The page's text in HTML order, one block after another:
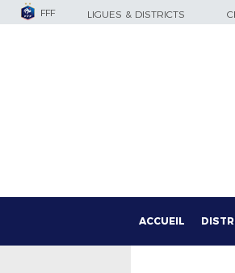
FFF LIGUES & DISTRICTS
ACCUEIL